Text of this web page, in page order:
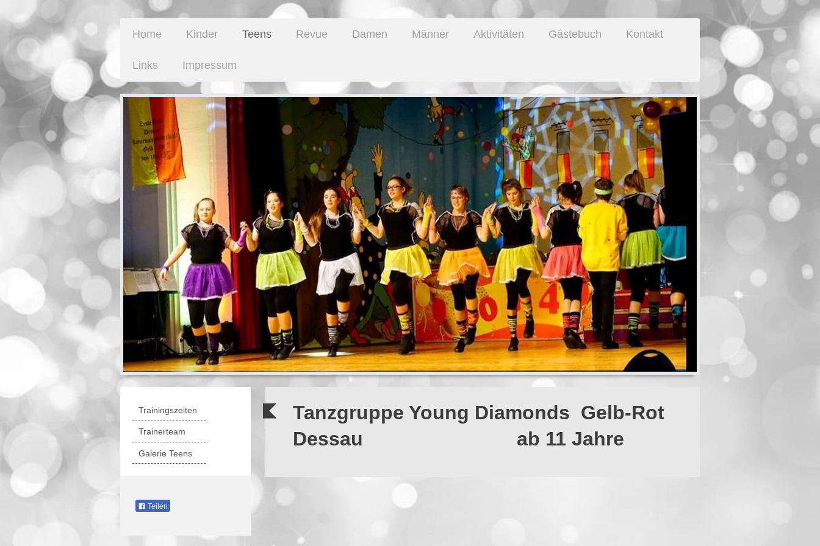
Home Kinder Teens Revue Damen Männer Aktivitäten Gästebuch Kontakt
Links Impressum
Tanzgruppe Young Diamonds Gelb-Rot
Dessau ab 11 Jahre
Trainingszeiten
Trainerteam
Galerie Teens
Teilen